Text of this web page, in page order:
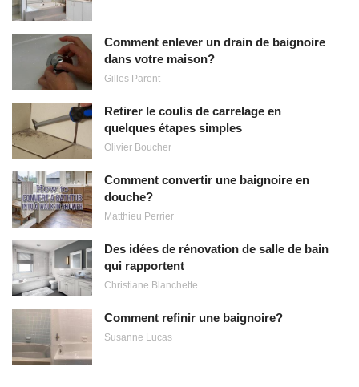
Comment enlever un drain de baignoire
dans votre maison?
Gilles Parent
Retirer le coulis de carrelage en
quelques étapes simples
Olivier Boucher
Comment convertir une baignoire en
douche?
Matthieu Perrier
Des idées de rénovation de salle de bain
qui rapportent
Christiane Blanchette
Comment refinir une baignoire?
Susanne Lucas